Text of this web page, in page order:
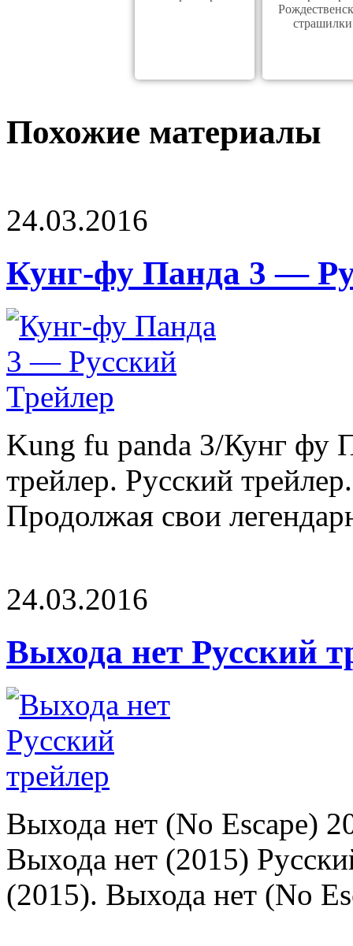
страшилки
Похожие материалы
24.03.2016
Кунг-фу Панда 3 —
Kung fu panda 3/Кунг фу
трейлер. Русский
Продолжая свои
24.03.2016
Выхода нет Русский
Выхода нет (No Escape)
Выхода нет (2015)
(2015). Выхода нет (No